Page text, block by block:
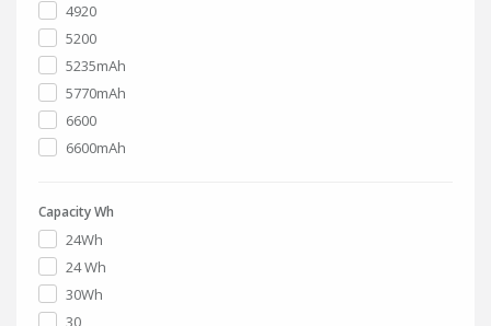
4920
5200
5235mAh
5770mAh
6600
6600mAh
Capacity Wh
24Wh
24 Wh
30Wh